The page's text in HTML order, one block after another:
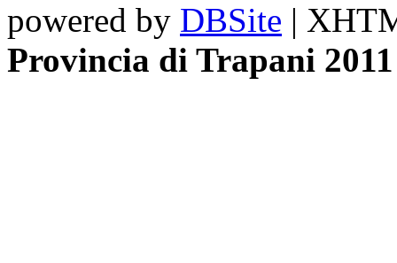
powered by DBSite |
Provincia di Trapani 2011